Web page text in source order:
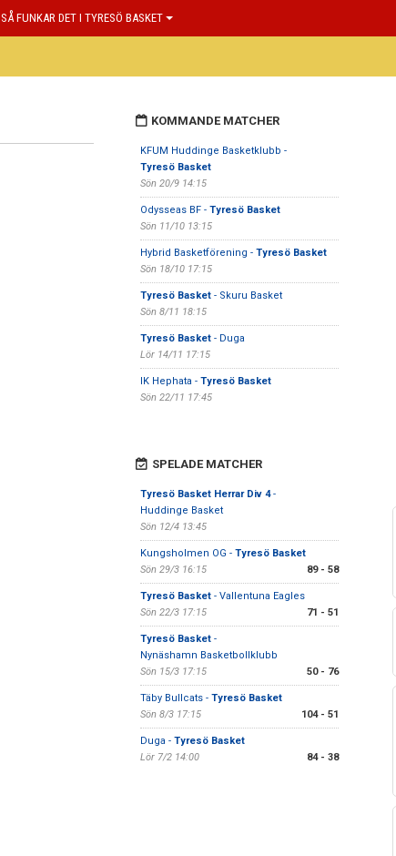
SÅ FUNKAR DET I TYRESÖ BASKET
KOMMANDE MATCHER
KFUM Huddinge Basketklubb -
Tyresö Basket
Sön 20/9 14:15
Odysseas BF - Tyresö Basket
Sön 11/10 13:15
Hybrid Basketförening - Tyresö Basket
Sön 18/10 17:15
Tyresö Basket- Skuru Basket
Sön 8/11 18:15
Tyresö Basket- Duga
Lör 14/11 17:15
IK Hephata - Tyresö Basket
Sön 22/11 17:45
SPELADE MATCHER
Tyresö Basket Herrar Div 4-
Huddinge Basket
Sön 12/4 13:45
Kungsholmen OG - Tyresö Basket
Sön 29/3 16:15
89 - 58
Tyresö Basket- Vallentuna Eagles
Sön 22/3 17:15
71 - 51
Tyresö Basket-
Nynäshamn Basketbollklubb
Sön 15/3 17:15
50 - 76
Täby Bullcats - Tyresö Basket
Sön 8/3 17:15
104 - 51
Duga - Tyresö Basket
Lör 7/2 14:00
84 - 38